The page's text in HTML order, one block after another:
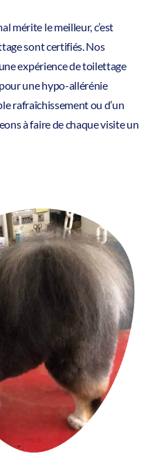
mérite le meilleur, c’est
sont certifiés. Nos
expérience de toilettage
une hypo-allérénie
rafraîchissement ou d’un
à faire de chaque visite un